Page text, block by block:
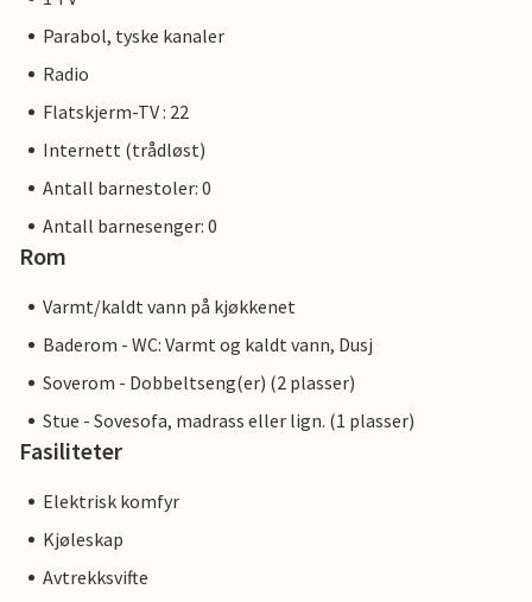
Parabol, tyske kanaler
Radio
Flatskjerm-TV : 22
Internett (trådløst)
Antall barnestoler: 0
Antall barnesenger: 0
Rom
Varmt/kaldt vann på kjøkkenet
Baderom - WC: Varmt og kaldt vann, Dusj
Soverom - Dobbeltseng(er) (2 plasser)
Stue - Sovesofa, madrass eller lign. (1 plasser)
Fasiliteter
Elektrisk komfyr
Kjøleskap
Avtrekksvifte